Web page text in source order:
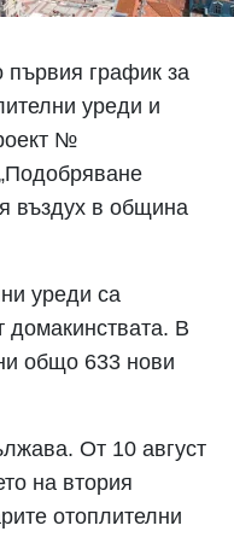
първия график за
уреди и
№
въздух в община
уреди са
домакинствата. В
общо 633 нови
От 10 август
на втория
отоплителни